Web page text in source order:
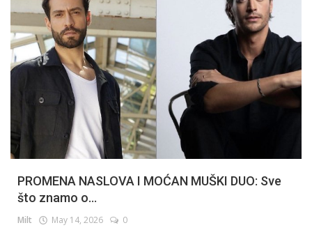
PROMENA NASLOVA I MOĆAN MUŠKI DUO: Sve
što znamo o...
Milt May 14, 2026 0